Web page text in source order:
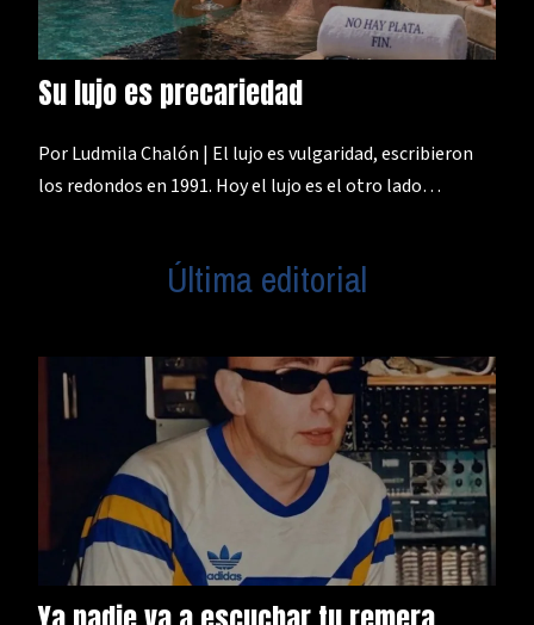
Su lujo es precariedad
Por Ludmila Chalón | El lujo es vulgaridad, escribieron
los redondos en 1991. Hoy el lujo es el otro lado…
Última editorial